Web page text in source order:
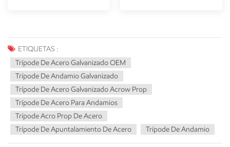
ETIQUETAS :
Trípode De Acero Galvanizado OEM
Trípode De Andamio Galvanizado
Trípode De Acero Galvanizado Acrow Prop
Trípode De Acero Para Andamios
Trípode Acro Prop De Acero
Trípode De Apuntalamiento De Acero
Trípode De Andamio